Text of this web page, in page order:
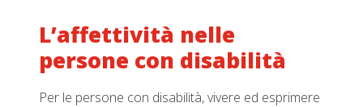
L’affettività nelle
persone con disabilità
Per le persone con disabilità, vivere ed esprimere